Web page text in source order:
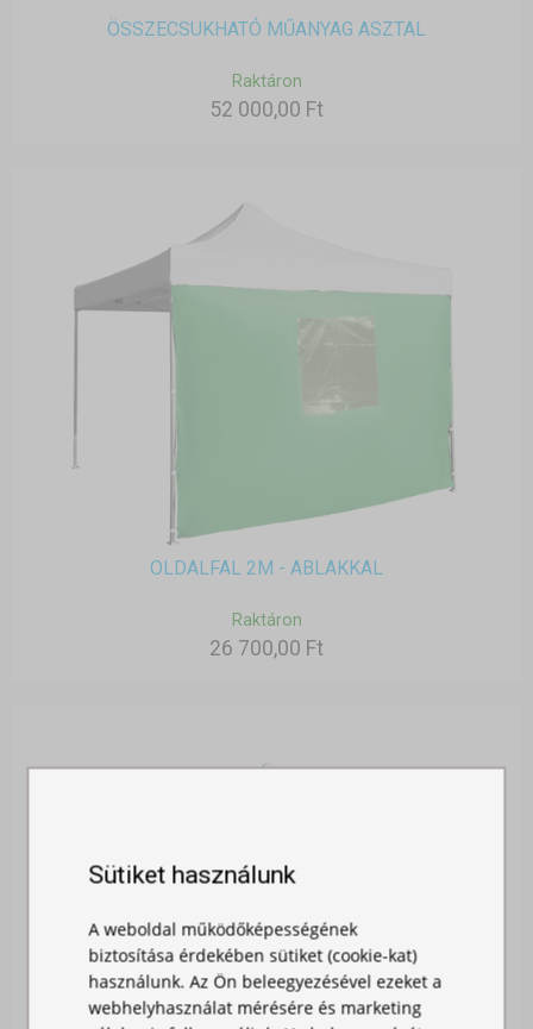
ÖSSZECSUKHATÓ MŰANYAG ASZTAL
Raktáron
52 000,00 Ft
OLDALFAL 2M - ABLAKKAL
Raktáron
26 700,00 Ft
Sütiket használunk
A weboldal működőképességének
biztosítása érdekében sütiket (cookie-kat)
használunk. Az Ön beleegyezésével ezeket a
webhelyhasználat mérésére és marketing